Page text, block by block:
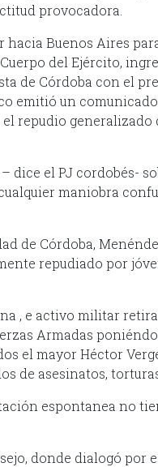
provocadora.
Buenos Aires
del Ejército,
de Córdoba con el
emitió un
repudio
dice el PJ cordobés-
maniobra
de Córdoba,
repudiado por
, e activo militar
Armadas
el mayor Héctor
de asesinatos,
espontanea no
donde dialogó por